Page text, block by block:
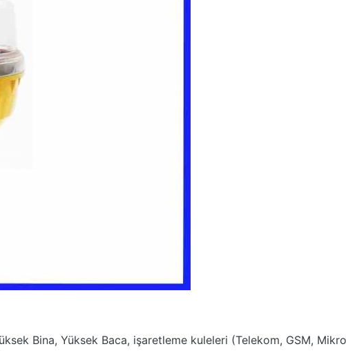
Bina, Yüksek Baca, işaretleme kuleleri (Telekom, GSM,